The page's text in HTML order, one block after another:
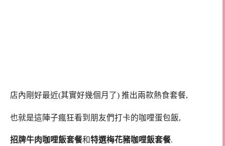
店內剛好最近(其實好幾個月了) 推出兩款熱食套餐,
也就是這陣子瘋狂看到朋友們打卡的咖哩蛋包飯,
招牌牛肉咖哩飯套餐和特選梅花豬咖哩飯套餐.